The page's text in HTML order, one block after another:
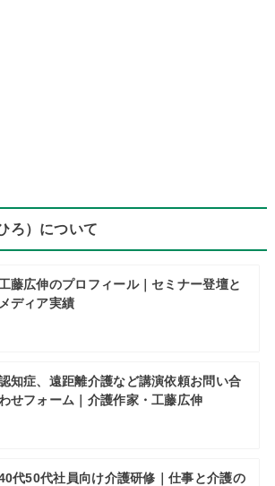
ろ）について
藤広伸のプロフィール｜セミナー登壇と
メディア実績
知症、遠距離介護など講演依頼お問い合
わせフォーム｜介護作家・工藤広伸
代50代社員向け介護研修｜仕事と介護の